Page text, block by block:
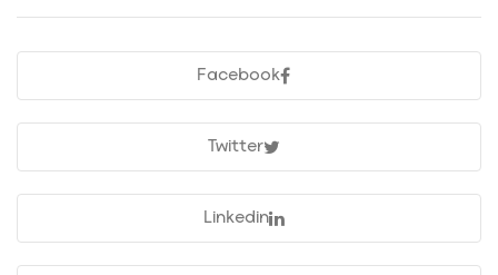
Facebook
Twitter
Linkedin